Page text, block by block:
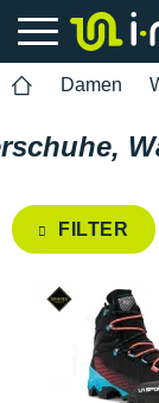
Damen
FILTER